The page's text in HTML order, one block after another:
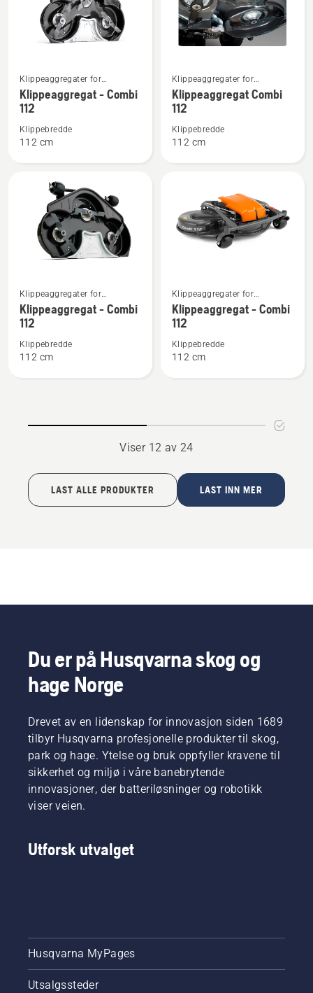
flere
detaljer
Klippeaggregat
Klippeaggregater for
frontklippere til bruk i
boligområder
Klippeaggregat - Combi
112
Klippebredde
112 cm
flere
detaljer
Klippeaggregat
Klippeaggregater for
frontklippere til bruk i
boligområder
Klippeaggregat Combi
112
Klippebredde
112 cm
flere
detaljer
Klippeaggregat
Klippeaggregater for
profesjonelle frontklippere
Klippeaggregat - Combi
112
Klippebredde
112 cm
flere
detaljer
Klippeaggregat
Klippeaggregater for
profesjonelle frontklippere
Klippeaggregat - Combi
112
Klippebredde
112 cm
Viser 12 av 24
LAST ALLE PRODUKTER LAST INN MER
Du er på Husqvarna skog og
hage Norge
Drevet av en lidenskap for innovasjon siden 1689
tilbyr Husqvarna profesjonelle produkter til skog,
park og hage. Ytelse og bruk oppfyller kravene til
sikkerhet og miljø i våre banebrytende
innovasjoner, der batteriløsninger og robotikk
viser veien.
Utforsk utvalget
Husqvarna MyPages
Utsalgssteder